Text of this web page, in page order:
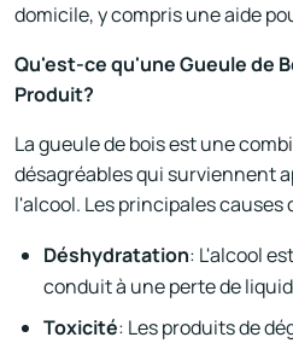
domicile, y compris une aide
Qu'est-ce qu'une Gueule de
Produit?
La gueule de bois est une
désagréables qui surviennent
l'alcool. Les principales causes
Déshydratation: L'alcool
conduit à une perte de
Toxicité: Les produits de